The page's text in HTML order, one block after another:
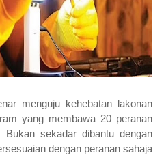
menguju kehebatan lakonan
yang membawa 20 peranan
Bukan sekadar dibantu dengan
dengan peranan sahaja